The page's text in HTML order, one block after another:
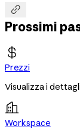

Prossimi
Prezzi
Visualizza i
Workspace